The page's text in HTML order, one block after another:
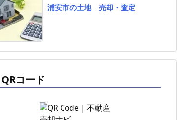
浦安市の土地 売却・査定
QRコード